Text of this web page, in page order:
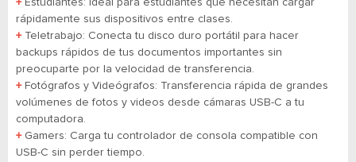
+ Estudiantes: Ideal para estudiantes que necesitan cargar
rápidamente sus dispositivos entre clases.
+ Teletrabajo: Conecta tu disco duro portátil para hacer
backups rápidos de tus documentos importantes sin
preocuparte por la velocidad de transferencia.
+ Fotógrafos y Videógrafos: Transferencia rápida de grandes
volúmenes de fotos y videos desde cámaras USB-C a tu
computadora.
+ Gamers: Carga tu controlador de consola compatible con
USB-C sin perder tiempo.